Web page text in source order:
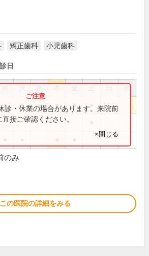
矯正歯科 小児歯科
日
祝
● ● ● ● ●
診・休業の場合があります。来院前
接ご確認ください。
×閉じる
のみ
この医院の詳細をみる